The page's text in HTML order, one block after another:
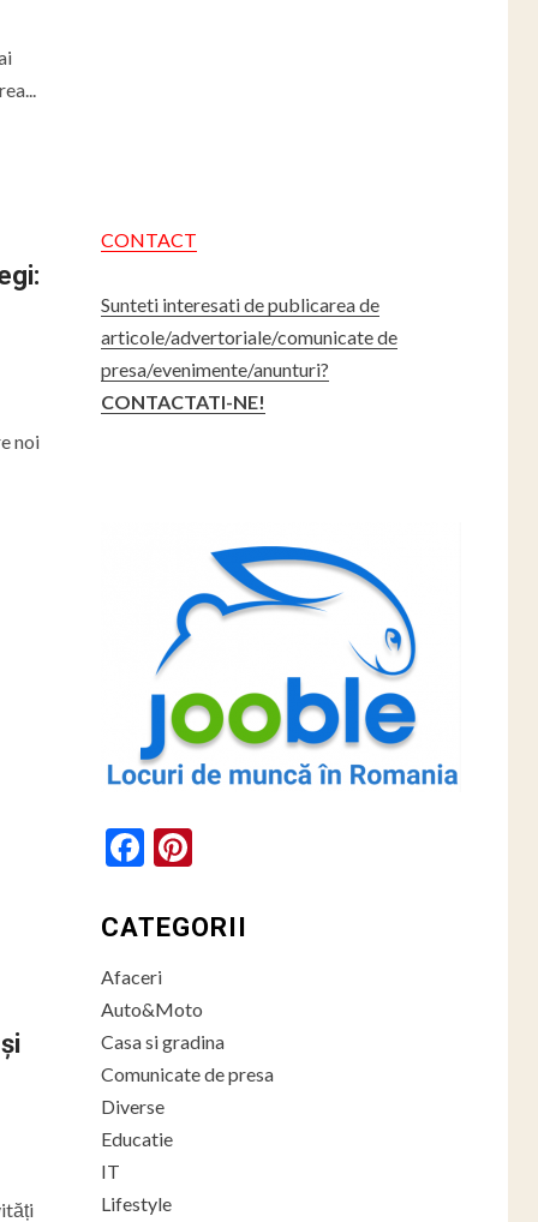
noi
CONTACT
Sunteti interesati de publicarea de
articole/advertoriale/comunicate de
presa/evenimente/anunturi?
CONTACTATI-NE!
Facebook
Pinterest
CATEGORII
Afaceri
Auto&Moto
Casa si gradina
Comunicate de presa
Diverse
Educatie
IT
Lifestyle